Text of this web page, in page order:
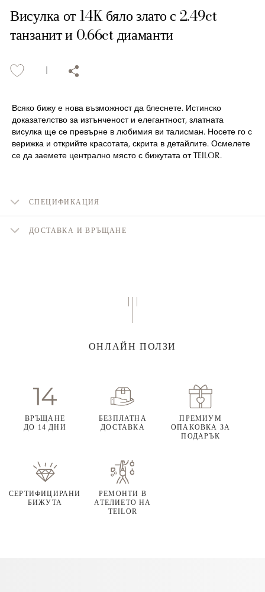
Висулка от 14K бяло злато с 2.49ct
танзанит и 0.66ct диаманти
Всяко бижу е нова възможност да блеснете. Истинско
доказателство за изтънченост и елегантност, златната
висулка ще се превърне в любимия ви талисман. Носете го с
верижка и открийте красотата, скрита в детайлите. Осмелете
се да заемете централно място с бижутата от TEILOR.
СПЕЦИФИКАЦИЯ
ДОСТАВКА И ВРЪЩАНЕ
ОНЛАЙН ПОЛЗИ
ВРЪЩАНЕ
ДО 14 ДНИ
БЕЗПЛАТНА
ДОСТАВКА
ПРЕМИУМ
ОПАКОВКА ЗА
ПОДАРЪК
СЕРТИФИЦИРАНИ
БИЖУТА
РЕМОНТИ В
АТЕЛИЕТО НА
TEILOR